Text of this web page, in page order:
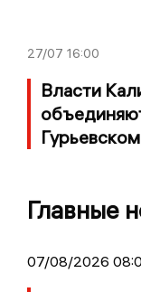
27/07 16:00
Власти
Гурьевском
Главные
07/08/2026